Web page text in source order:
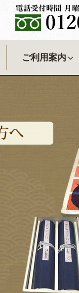
ご利用案内